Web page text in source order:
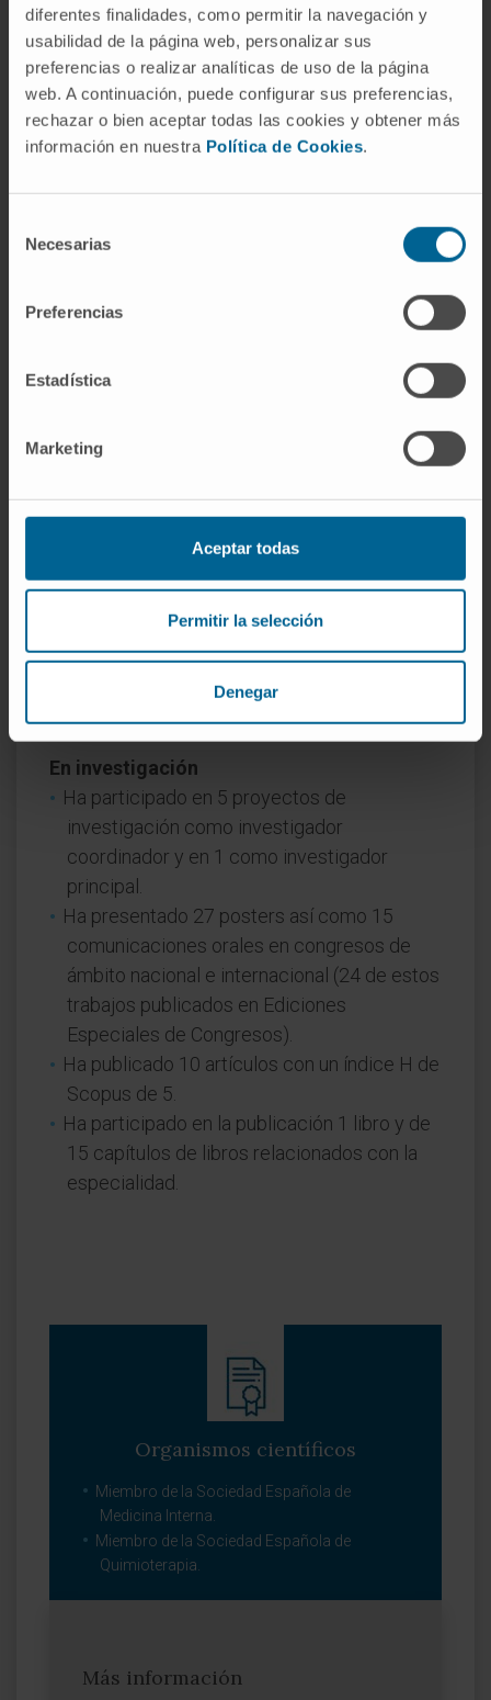
diferentes finalidades, como permitir la navegación y
usabilidad de la página web, personalizar sus
preferencias o realizar analíticas de uso de la página
web. A continuación, puede configurar sus preferencias,
rechazar o bien aceptar todas las cookies y obtener más
información en nuestra Política de Cookies.
Necesarias
Preferencias
Estadística
Marketing
Aceptar todas
Permitir la selección
Denegar
Actividad
En docencia
Católica San Antonio de Murcia. Asignatura
Grados de Medicina y Odontología.
Católica San Antonio de Murcia desde 2017
al 2019. Asignatura de Patología Medico
Odontología.
Murcia durante el curso académico 2020-
Enfermedades Infecciosas. Facultad de
Medicina.
Acreditación de la ANECA como Profesor
Ayudante Doctor.
En investigación
Ha participado en 5 proyectos de
investigación como investigador
coordinador y en 1 como investigador
principal.
Ha presentado 27 posters así como 15
comunicaciones orales en congresos de
ámbito nacional e internacional (24 de estos
trabajos publicados en Ediciones
Especiales de Congresos).
Ha publicado 10 artículos con un índice H de
Scopus de 5.
Ha participado en la publicación 1 libro y de
15 capítulos de libros relacionados con la
especialidad.
Organismos científicos
Miembro de la Sociedad Española de
Medicina Interna.
Miembro de la Sociedad Española de
Quimioterapia.
Más información